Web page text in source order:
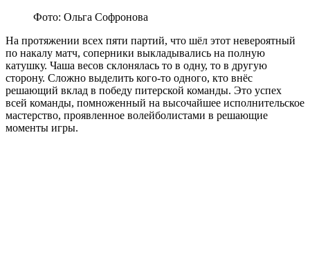
Фото: Ольга Софронова
На протяжении всех пяти партий, что шёл этот невероятный
по накалу матч, соперники выкладывались на полную
катушку. Чаша весов склонялась то в одну, то в другую
сторону. Сложно выделить кого-то одного, кто внёс
решающий вклад в победу питерской команды. Это успех
всей команды, помноженный на высочайшее исполнительское
мастерство, проявленное волейболистами в решающие
моменты игры.